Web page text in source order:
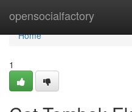
opensocialfactory
Home
Home
1